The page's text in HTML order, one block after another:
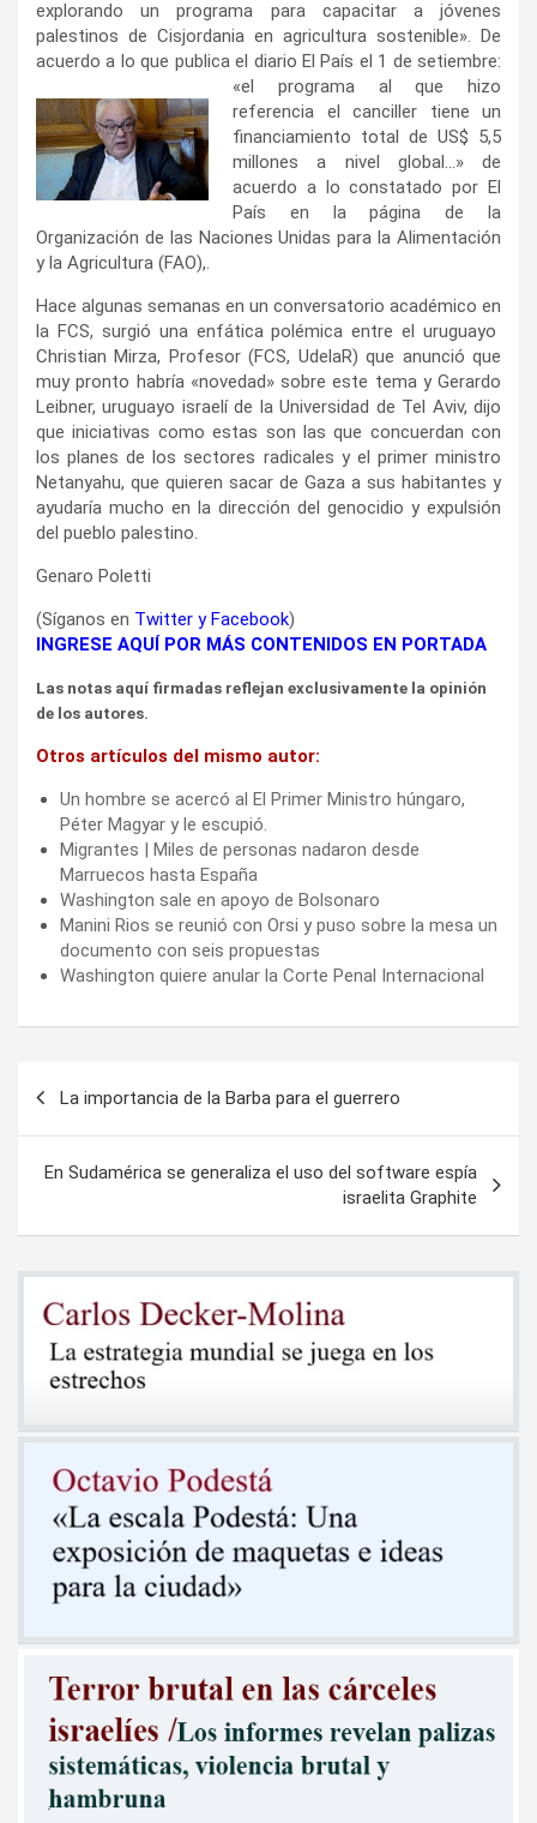
explorando un programa para capacitar a jóvenes
palestinos de Cisjordania en agricultura sostenible». De
acuerdo a lo que publica el diario El País el 1 de setiembre:
«el programa al que hizo
referencia el canciller tiene un
financiamiento total de US$ 5,5
millones a nivel global…» de
acuerdo a lo constatado por El
País en la página de la
Organización de las Naciones Unidas para la Alimentación
y la Agricultura (FAO),.
Hace algunas semanas en un conversatorio académico en
la FCS, surgió una enfática polémica entre el uruguayo
Christian Mirza, Profesor (FCS, UdelaR) que anunció que
muy pronto habría «novedad» sobre este tema y Gerardo
Leibner, uruguayo israelí de la Universidad de Tel Aviv, dijo
que iniciativas como estas son las que concuerdan con
los planes de los sectores radicales y el primer ministro
Netanyahu, que quieren sacar de Gaza a sus habitantes y
ayudaría mucho en la dirección del genocidio y expulsión
del pueblo palestino.
Genaro Poletti
(Síganos en Twitter yFacebook)
INGRESE AQUÍ POR MÁS CONTENIDOS EN PORTADA
Las notas aquí firmadas reflejan exclusivamente la opinión
de los autores.
Otros artículos del mismo autor:
Un hombre se acercó al El Primer Ministro húngaro,
Péter Magyar y le escupió.
Migrantes | Miles de personas nadaron desde
Marruecos hasta España
Washington sale en apoyo de Bolsonaro
Manini Rios se reunió con Orsi y puso sobre la mesa un
documento con seis propuestas
Washington quiere anular la Corte Penal Internacional
entradas
La importancia de la Barba para el guerrero
En Sudamérica se generaliza el uso del software espía
israelita Graphite